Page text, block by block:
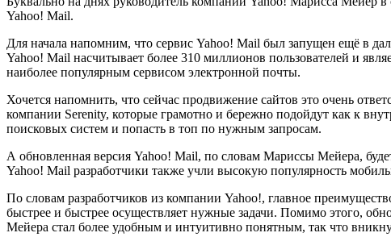
Yahoo! Mail.
Для начала напомним, что сервис Yahoo! Mail был запущен ещё в
Yahoo! Mail насчитывает более 310 миллионов пользователей и
наиболее популярным сервисом электронной почты.
Хочется напомнить, что сейчас продвижение сайтов это очень
компании Serenity, которые грамотно и бережно подойдут как к
поисковых систем и попасть в топ по нужным запросам.
А обновленная версия Yahoo! Mail, по словам Мариссы Мейера,
Yahoo! Mail разработчики также учли высокую популярность
По словам разработчиков из компании Yahoo!, главное
быстрее и быстрее осуществляет нужные задачи. Помимо этого,
Мейера стал более удобным и интуитивно понятным, так что